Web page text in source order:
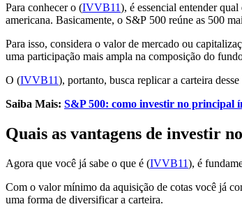
Para conhecer o (IVVB11), é essencial entender
americana. Basicamente, o S&P 500 reúne as 500
Para isso, considera o valor de mercado ou
uma participação mais ampla na composição do
O (IVVB11), portanto, busca replicar a carteira
Saiba Mais: S&P 500: como investir no principal
Quais as vantagens de investir
Agora que você já sabe o que é (IVVB11), é
Com o valor mínimo da aquisição de cotas você já
uma forma de diversificar a carteira.